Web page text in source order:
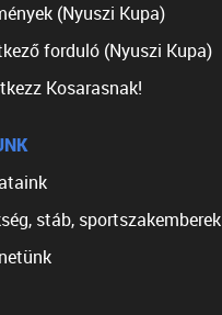
(Nyuszi Kupa)
forduló (Nyuszi Kupa)
Kosarasnak!
stáb, sportszakemberek